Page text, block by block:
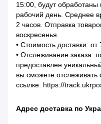
15:00, будут
рабочий день. Среднее
2 часов. Отправка
воскресенья.
• Стоимость доставки: от
• Отслеживание заказа:
предоставлен
вы сможете отслеживать
ссылке: https://
Адрес доставка по